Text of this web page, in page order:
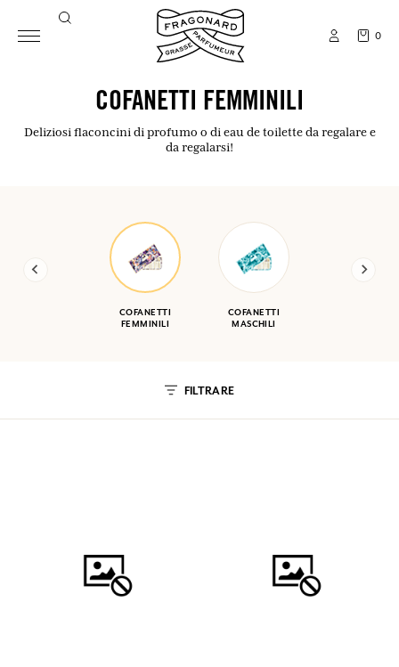
0
COFANETTI FEMMINILI
Deliziosi flaconcini di profumo o di eau de toilette da regalare e
da regalarsi!
COFANETTI
FEMMINILI
COFANETTI
MASCHILI
FILTRARE